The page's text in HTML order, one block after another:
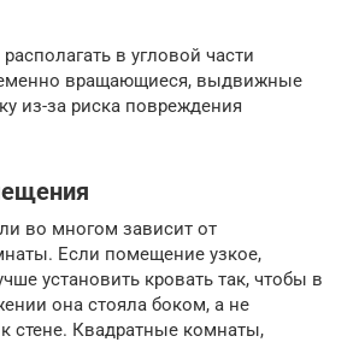
в угловой части
вращающиеся, выдвижные
из-за риска повреждения
во многом зависит от
Если помещение узкое,
установить кровать так, чтобы в
она стояла боком, а не
стене. Квадратные комнаты,